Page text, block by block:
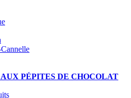
PÉPITES DE CHOCOLAT